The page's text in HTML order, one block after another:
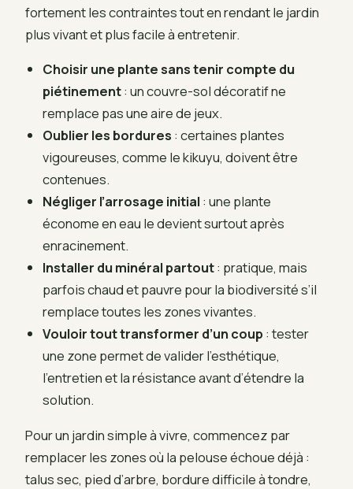
fortement les contraintes tout en rendant le jardin
plus vivant et plus facile à entretenir.
Choisir une plante sans tenir compte du
piétinement: un couvre-sol décoratif ne
remplace pas une aire de jeux.
Oublier les bordures : certaines plantes
vigoureuses, comme le kikuyu, doivent être
contenues.
Négliger l’arrosage initial : une plante
économe en eau le devient surtout après
enracinement.
Installer du minéral partout: pratique, mais
parfois chaud et pauvre pour la biodiversité s’il
remplace toutes les zones vivantes.
Vouloir tout transformer d’un coup : tester
une zone permet de valider l’esthétique,
l’entretien et la résistance avant d’étendre la
solution.
Pour un jardin simple à vivre, commencez par
remplacer les zones où la pelouse échoue déjà :
talus sec, pied d’arbre, bordure difficile à tondre,